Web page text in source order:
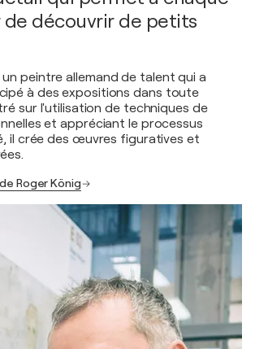
découvrir de petits
peintre allemand de talent qui a
à des expositions dans toute
sur l'utilisation de techniques de
et appréciant le processus
il crée des œuvres figuratives et
Roger König